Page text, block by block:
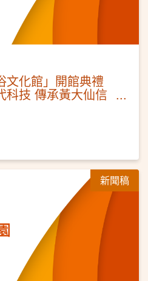
文化館」開館典禮
科技 傳承黃大仙信
新聞稿